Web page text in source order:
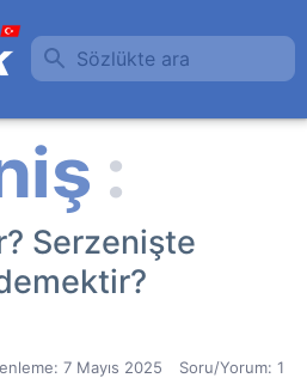
Sözlükte ara
Serzenişte
7 Mayıs 2025 Soru/Yorum: 1